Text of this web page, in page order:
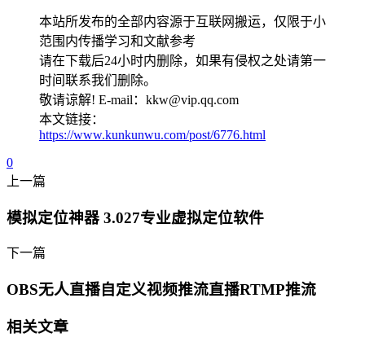
本站所发布的全部内容源于互联网搬运，仅限于小
范围内传播学习和文献参考
请在下载后24小时内删除，如果有侵权之处请第一
时间联系我们删除。
敬请谅解! E-mail：kkw@vip.qq.com
本文链接：
https://www.kunkunwu.com/post/6776.html
0
上一篇
模拟定位神器 3.027专业虚拟定位软件
下一篇
OBS无人直播自定义视频推流直播RTMP推流
相关文章